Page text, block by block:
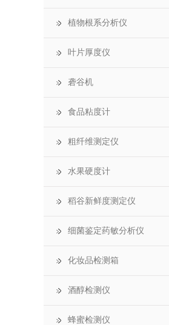
植物根系分析仪
叶片厚度仪
砻谷机
食品粘度计
粗纤维测定仪
水果硬度计
稻谷新鲜度测定仪
细菌鉴定药敏分析仪
化妆品检测箱
酒醇检测仪
蜂蜜检测仪